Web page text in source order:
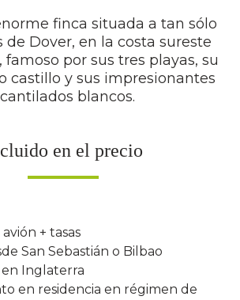
finca situada a tan sólo
Dover, en la costa sureste
por sus tres playas, su
castillo y sus impresionantes
blancos.
en el precio
+ tasas
San Sebastián o Bilbao
en Inglaterra
en residencia en régimen de